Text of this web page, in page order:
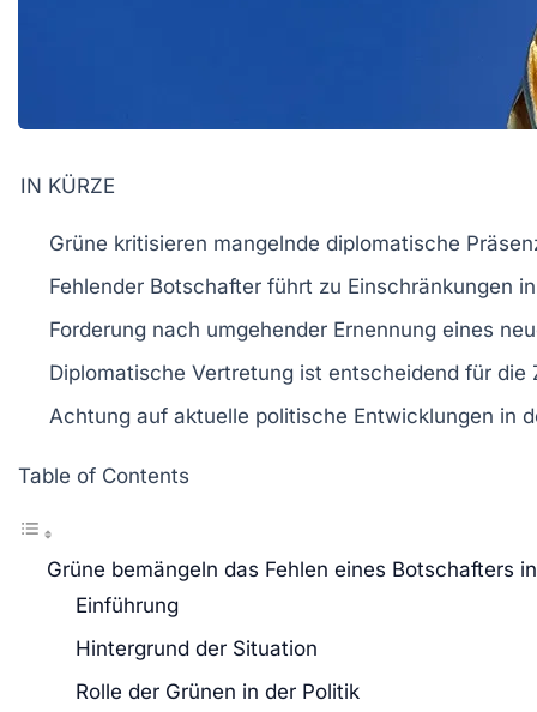
IN KÜRZE
Grüne kritisieren mangelnde diplomatische
Fehlender Botschafter führt zu Einschränkungen
Forderung nach umgehender Ernennung eines
Diplomatische Vertretung ist entscheidend für die
Achtung auf aktuelle politische Entwicklungen in
Table of Contents
Grüne bemängeln das Fehlen eines Botschafters
Einführung
Hintergrund der Situation
Rolle der Grünen in der Politik